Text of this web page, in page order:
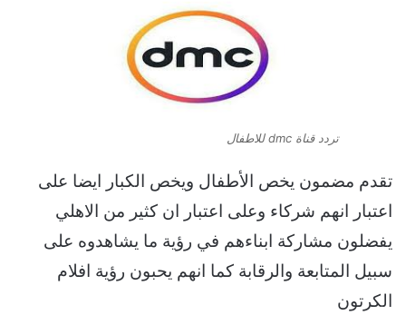
تردد قناة dmc للاطفال
تقدم مضمون يخص الأطفال ويخص الكبار ايضا على
اعتبار انهم شركاء وعلى اعتبار ان كثير من الاهلي
يفضلون مشاركة ابناءهم في رؤية ما يشاهدوه على
سبيل المتابعة والرقابة كما انهم يحبون رؤية افلام
الكرتون